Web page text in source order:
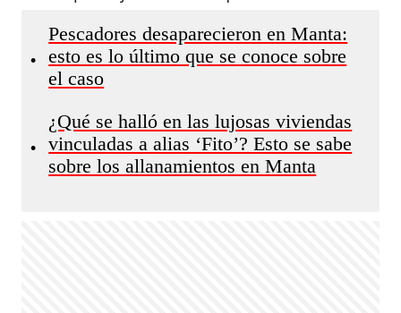
•
Pescadores desaparecieron en Manta:
esto es lo último que se conoce sobre
el caso
•
¿Qué se halló en las lujosas viviendas
vinculadas a alias ‘Fito’? Esto se sabe
sobre los allanamientos en Manta